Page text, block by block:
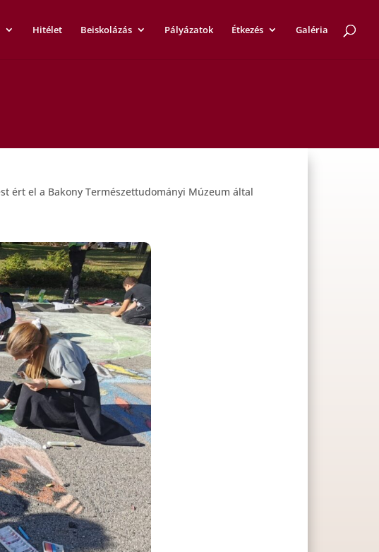
Hitélet Beiskolázás Pályázatok Étkezés Galéria
ért el a Bakony Természettudományi Múzeum által